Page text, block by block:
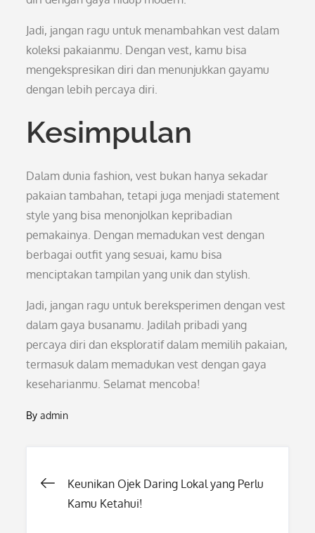
Jadi, jangan ragu untuk menambahkan vest dalam
koleksi pakaianmu. Dengan vest, kamu bisa
mengekspresikan diri dan menunjukkan gayamu
dengan lebih percaya diri.
Kesimpulan
Dalam dunia fashion, vest bukan hanya sekadar
pakaian tambahan, tetapi juga menjadi statement
style yang bisa menonjolkan kepribadian
pemakainya. Dengan memadukan vest dengan
berbagai outfit yang sesuai, kamu bisa
menciptakan tampilan yang unik dan stylish.
Jadi, jangan ragu untuk bereksperimen dengan vest
dalam gaya busanamu. Jadilah pribadi yang
percaya diri dan eksploratif dalam memilih pakaian,
termasuk dalam memadukan vest dengan gaya
keseharianmu. Selamat mencoba!
Byadmin
Post
Keunikan Ojek Daring Lokal yang Perlu
Kamu Ketahui!